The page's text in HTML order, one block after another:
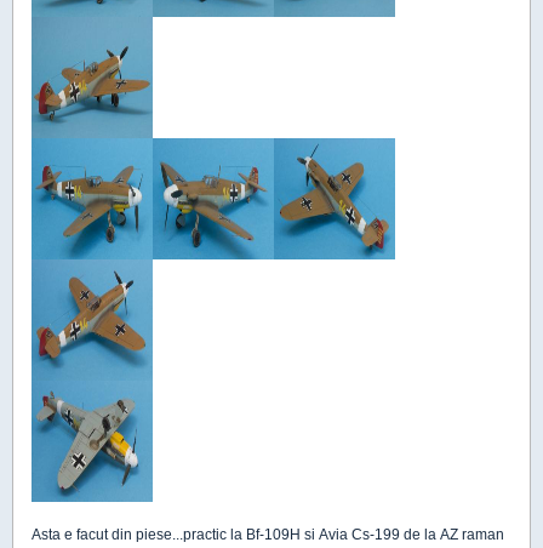
Asta e facut din piese...practic la Bf-109H si Avia Cs-199 de la AZ raman